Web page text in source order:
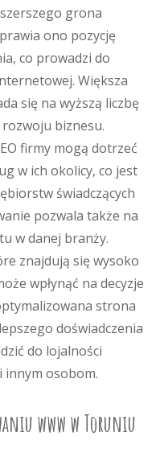
grona
ono pozycję
co prowadzi do
Większa
się na wyższą liczbę
biznesu.
firmy mogą dotrzeć
w ich okolicy, co jest
świadczących
pozwala także na
w danej branży.
znajdują się wysoko
wpłynąć na decyzje
strona
doświadczenia
do lojalności
innym osobom.
www w Toruniu